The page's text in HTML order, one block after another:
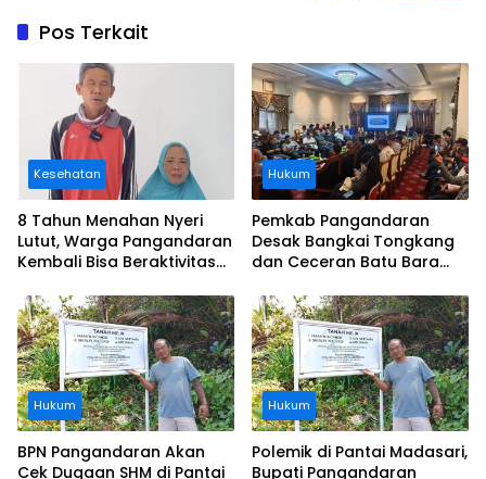
Pos Terkait
Kesehatan
8 Tahun Menahan Nyeri
Lutut, Warga Pangandaran
Kembali Bisa Beraktivitas
Ditanggung BPJS
Hukum
Pemkab Pangandaran
Desak Bangkai Tongkang
dan Ceceran Batu Bara
Buruknya Koordinasi
Perusahaan
Hukum
BPN Pangandaran Akan
Cek Dugaan SHM di Pantai
Hukum
Polemik di Pantai Madasari,
Bupati Pangandaran